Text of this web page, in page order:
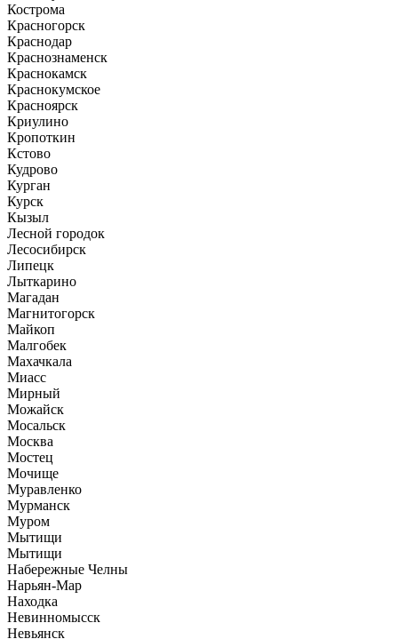
Кострома
Красногорск
Краснодар
Краснознаменск
Краснокамск
Краснокумское
Красноярск
Криулино
Кропоткин
Кстово
Кудрово
Курган
Курск
Кызыл
Лесной городок
Лесосибирск
Липецк
Лыткарино
Магадан
Магнитогорск
Майкоп
Малгобек
Махачкала
Миасс
Мирный
Можайск
Мосальск
Москва
Мостец
Мочище
Муравленко
Мурманск
Муром
Мытищи
Мытищи
Набережные Челны
Нарьян-Мар
Находка
Невинномысск
Невьянск